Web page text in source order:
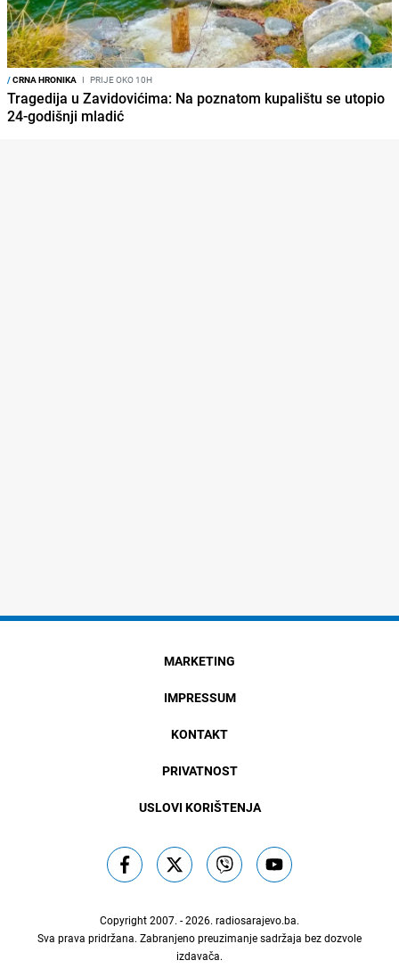
/CRNA HRONIKA I PRIJE OKO 10H
Tragedija u Zavidovićima: Na poznatom kupalištu se utopio
24-godišnji mladić
MARKETING
IMPRESSUM
KONTAKT
PRIVATNOST
USLOVI KORIŠTENJA
Copyright 2007. - 2026. radiosarajevo.ba.
Sva prava pridržana. Zabranjeno preuzimanje sadržaja bez dozvole
izdavača.